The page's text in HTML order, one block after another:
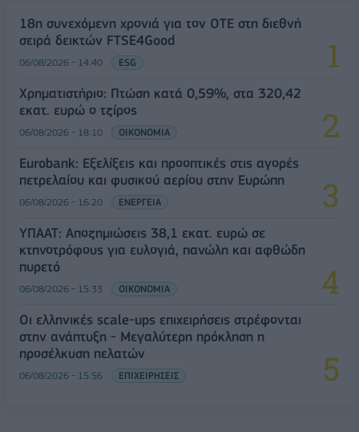
18η συνεχόμενη χρονιά για τον ΟΤΕ στη διεθνή
σειρά δεικτών FTSE4Good
06/08/2026 - 14:40 ESG
Χρηματιστήριο: Πτώση κατά 0,59%, στα 320,42
εκατ. ευρώ ο τζίρος
06/08/2026 - 18:10 ΟΙΚΟΝΟΜΙΑ
Eurobank: Εξελίξεις και προοπτικές στις αγορές
πετρελαίου και φυσικού αερίου στην Ευρώπη
06/08/2026 - 16:20 ΕΝΕΡΓΕΙΑ
ΥΠΑΑΤ: Αποζημιώσεις 38,1 εκατ. ευρώ σε
κτηνοτρόφους για ευλογιά, πανώλη και αφθώδη
πυρετό
06/08/2026 - 15:33 ΟΙΚΟΝΟΜΙΑ
Οι ελληνικές scale-ups επιχειρήσεις στρέφονται
στην ανάπτυξη - Μεγαλύτερη πρόκληση η
προσέλκυση πελατών
06/08/2026 - 15:56 ΕΠΙΧΕΙΡΗΣΕΙΣ